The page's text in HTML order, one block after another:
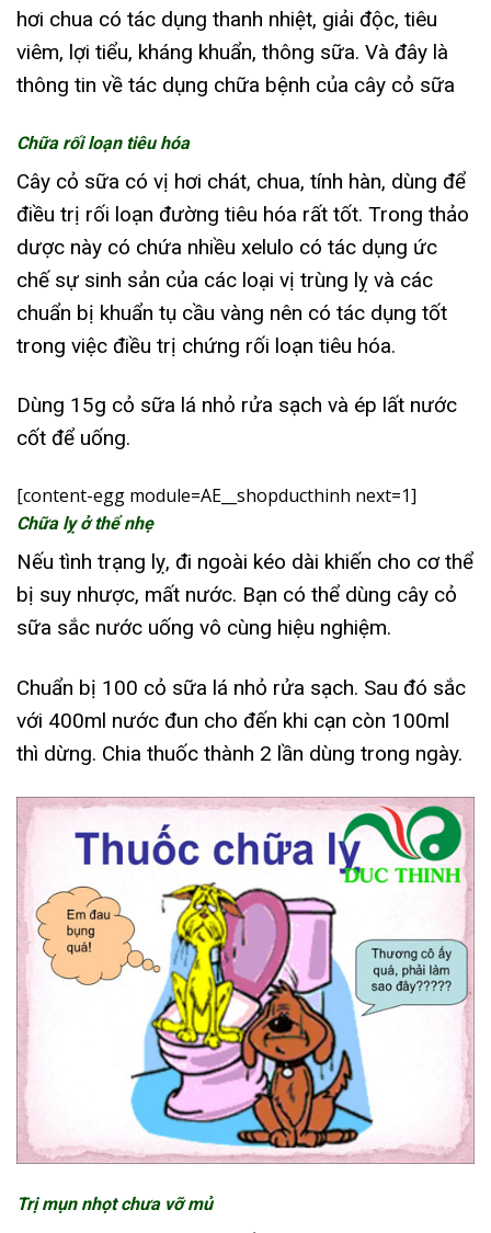
hơi chua có tác dụng thanh nhiệt, giải độc, tiêu
viêm, lợi tiểu, kháng khuẩn, thông sữa. Và đây là
thông tin về tác dụng chữa bệnh của cây cỏ sữa
Chữa rối loạn tiêu hóa
Cây cỏ sữa có vị hơi chát, chua, tính hàn, dùng để
điều trị rối loạn đường tiêu hóa rất tốt. Trong thảo
dược này có chứa nhiều xelulo có tác dụng ức
chế sự sinh sản của các loại vị trùng lỵ và các
chuẩn bị khuẩn tụ cầu vàng nên có tác dụng tốt
trong việc điều trị chứng rối loạn tiêu hóa.
Dùng 15g cỏ sữa lá nhỏ rửa sạch và ép lất nước
cốt để uống.
[content-egg module=AE__shopducthinh next=1]
Chữa lỵ ở thể nhẹ
Nếu tình trạng lỵ, đi ngoài kéo dài khiến cho cơ thể
bị suy nhược, mất nước. Bạn có thể dùng cây cỏ
sữa sắc nước uống vô cùng hiệu nghiệm.
Chuẩn bị 100 cỏ sữa lá nhỏ rửa sạch. Sau đó sắc
với 400ml nước đun cho đến khi cạn còn 100ml
thì dừng. Chia thuốc thành 2 lần dùng trong ngày.
Trị mụn nhọt chưa vỡ mủ